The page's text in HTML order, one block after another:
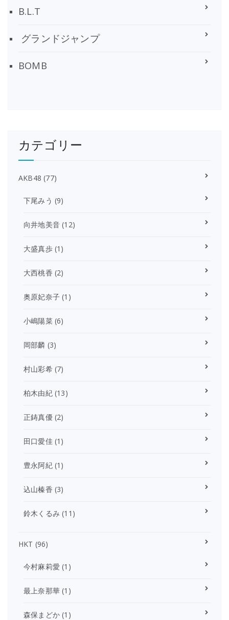
B.L.T
グランドジャンプ
BOMB
カテゴリー
AKB48 (77)
下尾みう (9)
向井地美音 (12)
大盛真歩(1)
大西桃香 (2)
奥原妃奈子 (1)
小嶋陽菜(6)
岡部麟 (3)
村山彩希(7)
柏木由紀(13)
正鋳真優(2)
田口愛佳(1)
豊永阿紀(1)
込山榛香 (3)
鈴木くるみ (11)
HKT (96)
今村麻莉愛 (1)
最上奈那華 (1)
森保まどか (1)